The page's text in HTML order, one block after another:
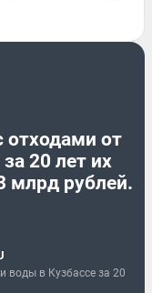
отходами от
20 лет их
млрд рублей.
воды в Кузбассе за 20